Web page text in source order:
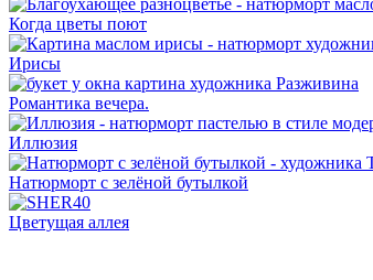
Когда цветы поют
Ирисы
Романтика вечера.
Иллюзия
Натюрморт с зелёной бутылкой
Цветущая аллея